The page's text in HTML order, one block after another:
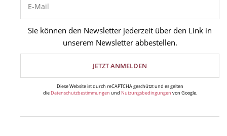
Sie können den Newsletter jederzeit über den Link in
unserem Newsletter abbestellen.
Diese Website ist durch reCAPTCHA geschützt und es gelten
die Datenschutzbestimmungen und Nutzungsbedingungen von Google.